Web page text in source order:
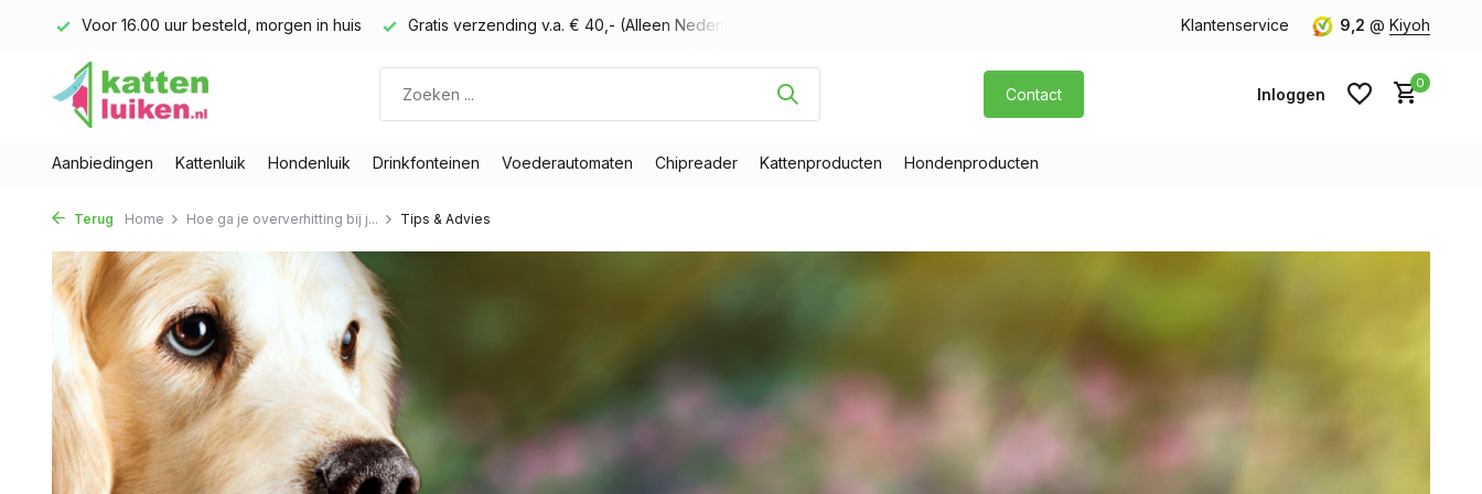
Gratis verzending v.a. € 40,- (Alleen Nederland) Voor 16.00 uur besteld, morgen in huis Klantenservice 9,2 @ Kiyoh
Contact Inloggen
0
Aanbiedingen Kattenluik Hondenluik Drinkfonteinen Voederautomaten Chipreader Kattenproducten Hondenproducten
Terug Home Hoe ga je oververhitting bij j... Tips & Advies